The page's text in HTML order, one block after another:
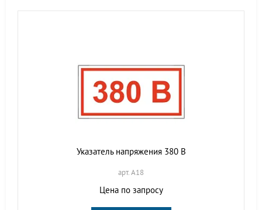
Указатель напряжения 380 В
арт. A18
Цена по запросу